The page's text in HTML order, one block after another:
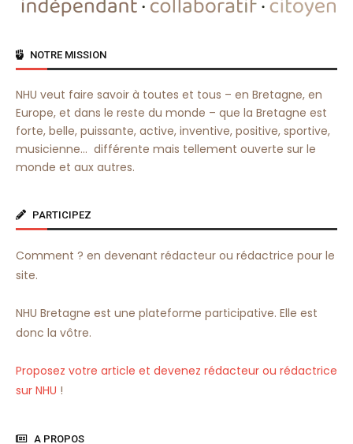
NOTRE MISSION
NHU veut faire savoir à toutes et tous – en Bretagne, en
Europe, et dans le reste du monde – que la Bretagne est
forte, belle, puissante, active, inventive, positive, sportive,
musicienne… différente mais tellement ouverte sur le
monde et aux autres.
PARTICIPEZ
Comment ? en devenant rédacteur ou rédactrice pour le
site.
NHU Bretagne est une plateforme participative. Elle est
donc la vôtre.
Proposez votre article et devenez rédacteur ou rédactrice
sur NHU !
A PROPOS